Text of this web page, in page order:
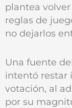
plantea
reglas de
no dejarlos
Una fuente
intentó restar
votación, al
por su